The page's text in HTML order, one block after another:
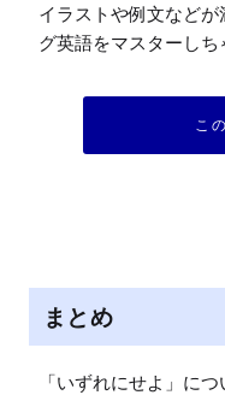
イラストや例文など
グ英語をマスターしち
こ
まとめ
「いずれにせよ」に